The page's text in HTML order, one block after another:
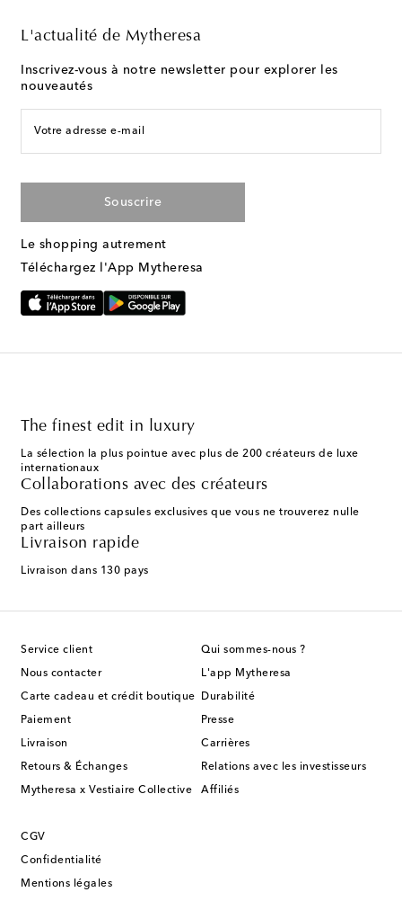
L'actualité de Mytheresa
Inscrivez-vous à notre newsletter pour explorer les
nouveautés
Votre adresse e-mail
Souscrire
Le shopping autrement
Téléchargez l'App Mytheresa
The finest edit in luxury
La sélection la plus pointue avec plus de 200 créateurs de luxe
internationaux
Collaborations avec des créateurs
Des collections capsules exclusives que vous ne trouverez nulle
part ailleurs
Livraison rapide
Livraison dans 130 pays
Service client
Nous contacter
Carte cadeau et crédit boutique
Paiement
Livraison
Retours & Échanges
Mytheresa x Vestiaire Collective
Qui sommes-nous ?
L'app Mytheresa
Durabilité
Presse
Carrières
Relations avec les investisseurs
Affiliés
CGV
Confidentialité
Mentions légales